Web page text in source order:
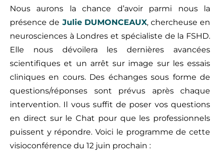
Nous aurons la chance d’avoir parmi nous la
présence de Julie DUMONCEAUX, chercheuse en
neurosciences à Londres et spécialiste de la FSHD.
Elle nous dévoilera les dernières avancées
scientifiques et un arrêt sur image sur les essais
cliniques en cours. Des échanges sous forme de
questions/réponses sont prévus après chaque
intervention. Il vous suffit de poser vos questions
en direct sur le Chat pour que les professionnels
puissent y répondre. Voici le programme de cette
visioconférence du 12 juin prochain :